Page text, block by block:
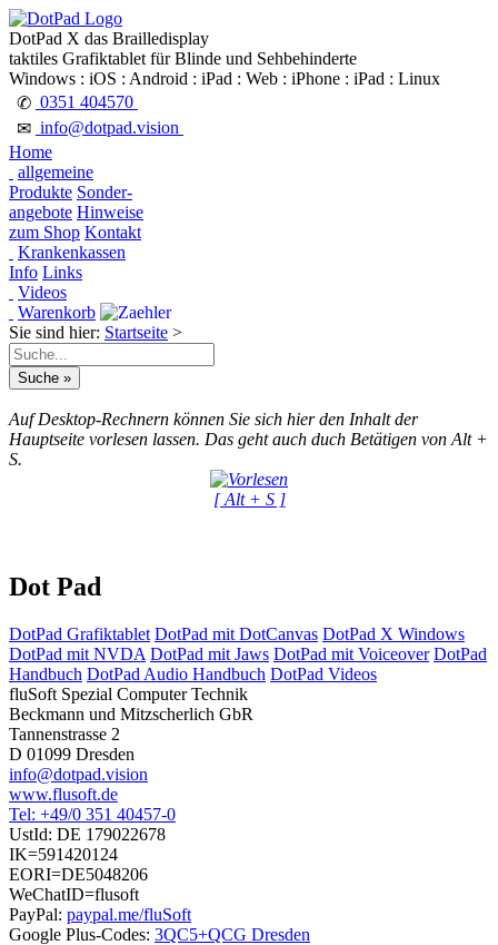
DotPad X das Brailledisplay
taktiles Grafiktablet für Blinde und Sehbehinderte
Windows : iOS : Android : iPad : Web : iPhone : iPad : Linux
✆ 0351 404570
✉ info@dotpad.vision
Home
allgemeine
Produkte Sonder-
angebote Hinweise
zum Shop Kontakt
Krankenkassen
Info Links
Videos
Warenkorb
Sie sind hier: Startseite >
Auf Desktop-Rechnern können Sie sich hier den Inhalt der
Hauptseite vorlesen lassen. Das geht auch duch Betätigen von Alt +
S.
[ Alt + S ]
Dot Pad
DotPad Grafiktablet DotPad mit DotCanvas DotPad X Windows
DotPad mit NVDA DotPad mit Jaws DotPad mit Voiceover DotPad
Handbuch DotPad Audio Handbuch DotPad Videos
fluSoft Spezial Computer Technik
Beckmann und Mitzscherlich GbR
Tannenstrasse 2
D 01099 Dresden
info@dotpad.vision
www.flusoft.de
Tel: +49/0 351 40457-0
UstId: DE 179022678
IK=591420124
EORI=DE5048206
WeChatID=flusoft
PayPal: paypal.me/fluSoft
Google Plus-Codes: 3QC5+QCG Dresden